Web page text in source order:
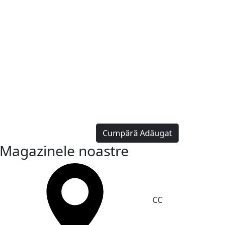
Cumpără Adăugat
Magazinele noastre
CC